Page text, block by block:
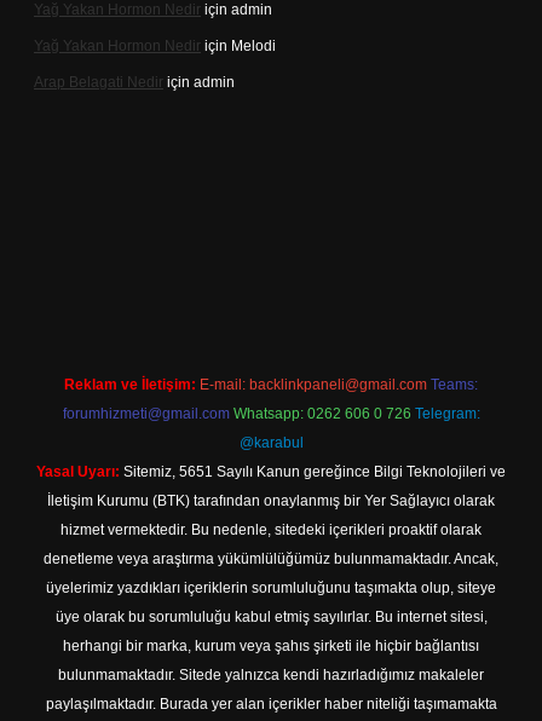
Yağ Yakan Hormon Nedir için admin
Yağ Yakan Hormon Nedir için Melodi
Arap Belagati Nedir için admin
Reklam ve İletişim: E-mail: backlinkpaneli@gmail.com Teams:
forumhizmeti@gmail.com Whatsapp: 0262 606 0 726 Telegram:
@karabul
Yasal Uyarı: Sitemiz, 5651 Sayılı Kanun gereğince Bilgi Teknolojileri ve
İletişim Kurumu (BTK) tarafından onaylanmış bir Yer Sağlayıcı olarak
hizmet vermektedir. Bu nedenle, sitedeki içerikleri proaktif olarak
denetleme veya araştırma yükümlülüğümüz bulunmamaktadır. Ancak,
üyelerimiz yazdıkları içeriklerin sorumluluğunu taşımakta olup, siteye
üye olarak bu sorumluluğu kabul etmiş sayılırlar. Bu internet sitesi,
herhangi bir marka, kurum veya şahıs şirketi ile hiçbir bağlantısı
bulunmamaktadır. Sitede yalnızca kendi hazırladığımız makaleler
paylaşılmaktadır. Burada yer alan içerikler haber niteliği taşımamakta